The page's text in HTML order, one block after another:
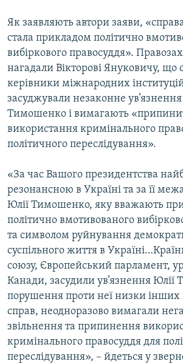
Як заявляють автори заяви,
стала прикладом політично
вибіркового правосуддя».
нагадали Вікторові Януковичу, що
керівники міжнародних
засуджували незаконне ув’язнення
Тимошенко і вимагають
використання кримінального
політичного переслідування».
«За час Вашого президентства
резонансною в Україні та за її
Юлії Тимошенко, яку вважають
політично вмотивованого
та символом руйнування
суспільного життя в
союзу, Європейський парламент,
Канади, засудили ув’язнення Юлії
порушення проти неї низки
справ, неодноразово вимагали
звільнення та припинення
кримінального правосуддя для
переслідування», – йдеться у